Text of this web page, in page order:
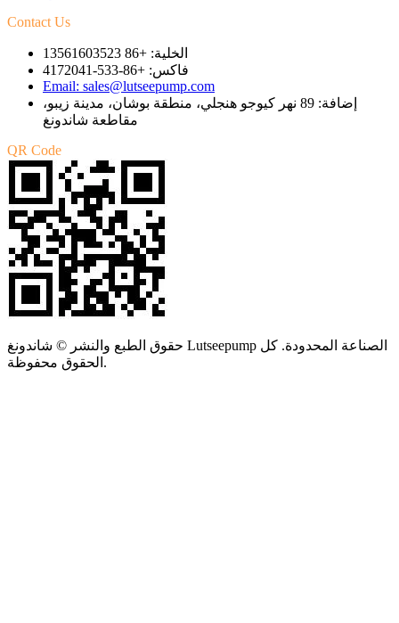
Contact Us
الخلية: +86 13561603523
فاكس: +86-533-4172041
Email: sales@lutseepump.com
إضافة: 89 نهر كيوجو هنجلي، منطقة بوشان، مدينة زيبو،
مقاطعة شاندونغ
QR Code
حقوق الطبع والنشر © شاندونغ Lutseepump الصناعة المحدودة. كل
الحقوق محفوظة.